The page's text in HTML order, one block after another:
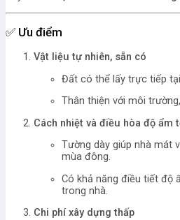
✅ Ưu điểm
Vật liệu tự nhiên, sẵn có
Đất có thể lấy trực tiếp
Thân thiện với môi
Cách nhiệt và điều hòa độ ẩm
Tường dày giúp nhà mát
mùa đông.
Có khả năng điều tiết độ
trong nhà.
Chi phí xây dựng thấp